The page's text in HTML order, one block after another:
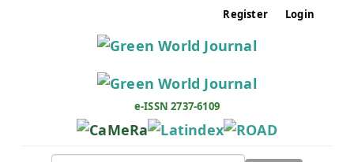
Register Login
e-ISSN 2737-6109